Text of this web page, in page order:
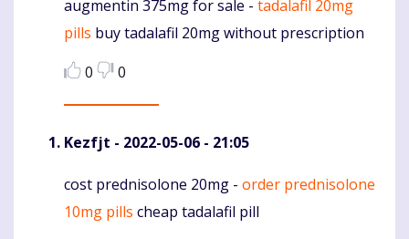
Komentaras
augmentin 375mg for sale - tadalafil 20mg
pills buy tadalafil 20mg without prescription
0
0
Kezfjt - 2022-05-06 - 21:05
Komentaras
cost prednisolone 20mg - order prednisolone
10mg pills cheap tadalafil pill